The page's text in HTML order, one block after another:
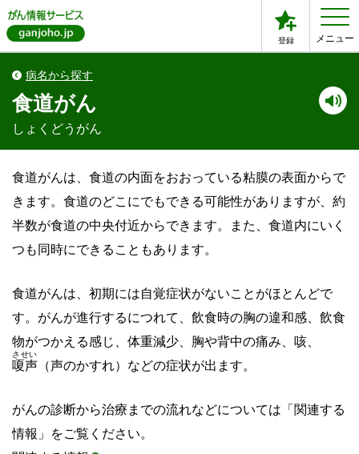
登録 メニュー
病名から探す
食道がん
しょくどうがん
食道がんは、食道の内面をおおっている粘膜の表面からで
きます。食道のどこにでもできる可能性がありますが、約
半数が食道の中央付近からできます。また、食道内にいく
つも同時にできることもあります。
食道がんは、初期には自覚症状がないことがほとんどで
す。がんが進行するにつれて、飲食時の胸の違和感、飲食
物がつかえる感じ、体重減少、胸や背中の痛み、咳、
嗄声
させい
（声のかすれ）などの症状が出ます。
がんの診断から治療までの流れなどについては「関連する
情報」をご覧ください。